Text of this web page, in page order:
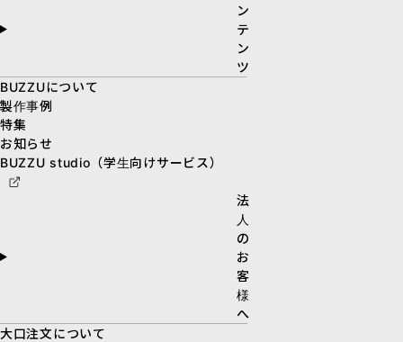
ン
テ
ン
ツ
BUZZUについて
製作事例
特集
お知らせ
BUZZU studio（学生向けサービス）
法
人
の
お
客
様
へ
大口注文について